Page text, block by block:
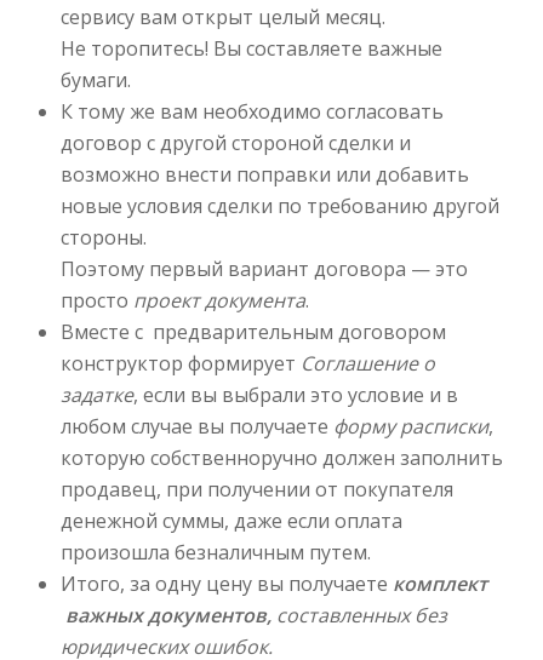
сервису вам открыт целый месяц.
Не торопитесь! Вы составляете важные
бумаги.
К тому же вам необходимо согласовать
договор с другой стороной сделки и
возможно внести поправки или добавить
новые условия сделки по требованию другой
стороны.
Поэтому первый вариант договора — это
просто проект документа.
Вместе с предварительным договором
конструктор формирует Соглашение о
задатке, если вы выбрали это условие и в
любом случае вы получаете форму расписки,
которую собственноручно должен заполнить
продавец, при получении от покупателя
денежной суммы, даже если оплата
произошла безналичным путем.
Итого, за одну цену вы получаете комплект
важных документов, составленных без
юридических ошибок.